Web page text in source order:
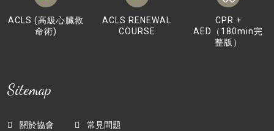
ACLS (高級心臟救
命術)
ACLS RENEWAL
COURSE
CPR +
AED（180min完
整版）
Sitemap
關於協會 常見問題